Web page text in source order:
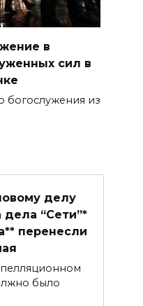
в
сил в
богослужения из
делу
дела “Сети”*
перенесли
было